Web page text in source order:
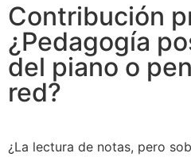
Contribución
¿Pedagogía
del piano o
red?
¿La lectura de notas, pero